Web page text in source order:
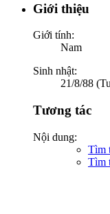
Giới thiệu
Giới tính:
Nam
Sinh nhật:
21/8/88
Tương tác
Nội dung:
Tìm
Tìm